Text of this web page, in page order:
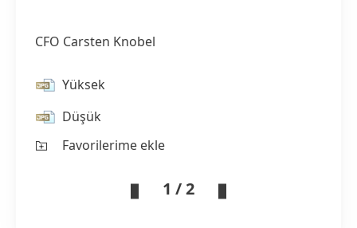
CFO Carsten Knobel
Yüksek
Düşük
Favorilerime ekle
1 / 2